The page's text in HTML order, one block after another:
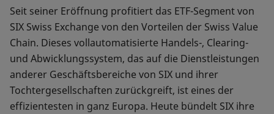
Seit seiner Eröffnung profitiert das ETF-Segment von
SIX Swiss Exchange von den Vorteilen der Swiss Value
Chain. Dieses vollautomatisierte Handels-, Clearing-
und Abwicklungssystem, das auf die Dienstleistungen
anderer Geschäftsbereiche von SIX und ihrer
Tochtergesellschaften zurückgreift, ist eines der
effizientesten in ganz Europa. Heute bündelt SIX ihre